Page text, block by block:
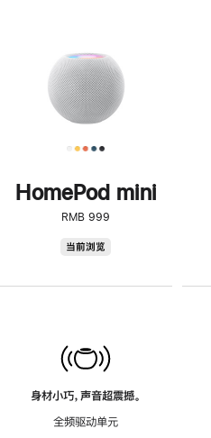
HomePod mini
RMB 999
当前浏览
身材小巧，声音超震撼。
全频驱动单元